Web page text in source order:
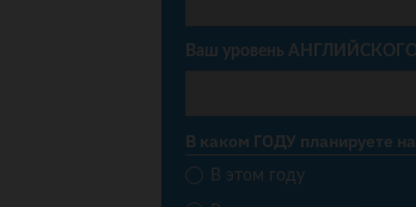
Ваш уровень
В каком ГОДУ планируете
В этом году